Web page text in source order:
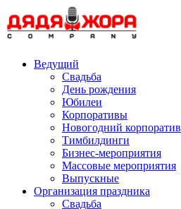
to
content
Ведущий
Свадьба
День рождения
Юбилеи
Корпоративы
Новогодний корпоратив
Тимбилдинги
Бизнес-мероприятия
Массовые мероприятия
Выпускные
Организация праздника
Свадьба